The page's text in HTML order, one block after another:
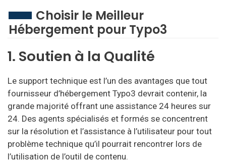
Choisir le Meilleur
Hébergement pour Typo3
1. Soutien à la Qualité
Le support technique est l’un des avantages que tout
fournisseur d’hébergement Typo3 devrait contenir, la
grande majorité offrant une assistance 24 heures sur
24. Des agents spécialisés et formés se concentrent
sur la résolution et l’assistance à l’utilisateur pour tout
problème technique qu’il pourrait rencontrer lors de
l’utilisation de l’outil de contenu.